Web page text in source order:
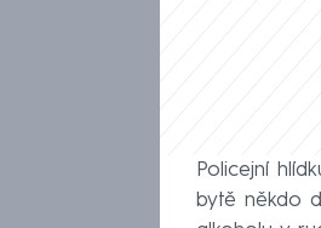
Policejní
bytě někdo